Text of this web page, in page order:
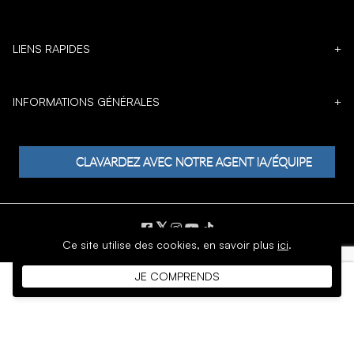
Ce site utilise des cookies, en savoir plus ici.
JE COMPRENDS
LIENS RAPIDES +
INFORMATIONS GÉNÉRALES +
𝕏
DROIT D'AUTEUR © 1996 - 2026 SoftMoc Inc.
Commerce électronique par MWF Group. Tous droits réservés.